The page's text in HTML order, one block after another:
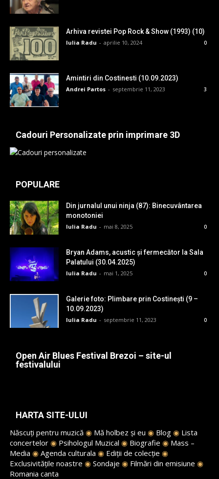
Arhiva revistei Pop Rock & Show (1993) (10)
Iulia Radu - aprilie 10, 2024 0
Amintiri din Costinesti (10.09.2023)
Andrei Partos - septembrie 11, 2023 3
Cadouri Personalizate prin imprimare 3D
POPULARE
Din jurnalul unui ninja (87): Binecuvântarea
monotoniei
Iulia Radu - mai 8, 2025 0
Bryan Adams, acustic și fermecător la Sala
Palatului (30.04.2025)
Iulia Radu - mai 1, 2025 0
Galerie foto: Plimbare prin Costinești (9 –
10.09.2023)
Iulia Radu - septembrie 11, 2023 0
Open Air Blues Festival Brezoi – site-ul
festivalului
HARTA SITE-ULUI
Născuți pentru muzică ◉ Mă holbez și eu ◉ Blog ◉ Lista
concertelor ◉ Psihologul Muzical ◉ Biografie ◉ Mass –
Media ◉ Agenda culturala ◉ Ediții de colecție ◉
Exclusivitățile noastre ◉ Sondaje ◉ Filmări din emisiune ◉
Romania canta